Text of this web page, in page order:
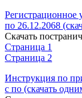
Регистрационное
по 26.12.2068
Скачать
Страница 1
Страница 2
Инструкция по
с по (скачать